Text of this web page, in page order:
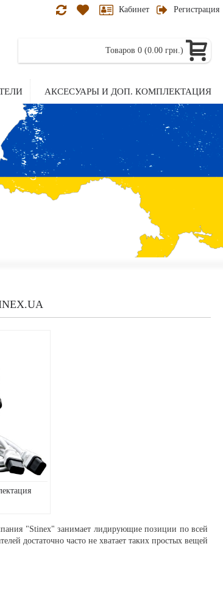
Кабинет Регистрация
Товаров 0 (0.00 грн.)
АКСЕСУАРЫ И ДОП. КОМПЛЕКТАЦИЯ
"Stinex" занимает лидирующие позиции по всей
достаточно часто не хватает таких простых вещей